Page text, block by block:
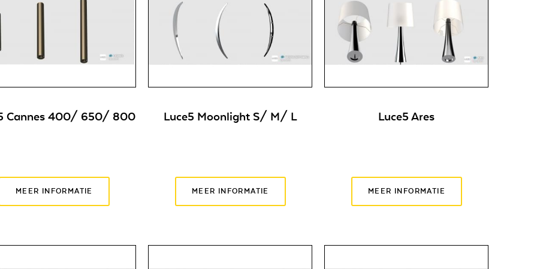
Cannes 400/ 650/ 800
MEER INFORMATIE
Luce5 Moonlight S/ M/ L
MEER INFORMATIE
Luce5 Ares
MEER INFORMATIE